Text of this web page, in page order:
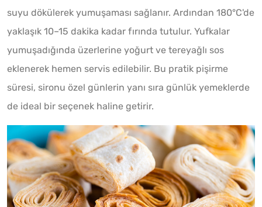
suyu dökülerek yumuşaması sağlanır. Ardından 180°C'de
yaklaşık 10–15 dakika kadar fırında tutulur. Yufkalar
yumuşadığında üzerlerine yoğurt ve tereyağlı sos
eklenerek hemen servis edilebilir. Bu pratik pişirme
süresi, sironu özel günlerin yanı sıra günlük yemeklerde
de ideal bir seçenek haline getirir.